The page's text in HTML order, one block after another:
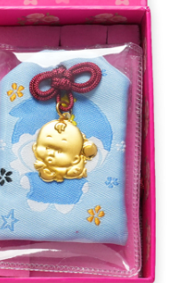
審核未通過，訂單將自動取
哥付你分期系統評分，恕無
」於每月結算日後寄送繳費提
碼／台灣大直營門市／銀行轉
。
下簡稱本公司）所提供，讓
並由商店將買賣／分期付款
帳單繳交帳款。
係目的，商店將以您的個人
大進項蒐集、處理及利用，
、核對及更正。
oppay.tw/userRule
值。
。
將跳轉至「AFTEE先享後付」
完成結帳。
。
中的連結，可透過四大超商／
為交易完成。
若您需要取消訂單，請聯絡
視為有效，需透過AFTEE先享
帳頁面顯示為準，若有關於
，請聯繫「AFTEE先享後付
support/home